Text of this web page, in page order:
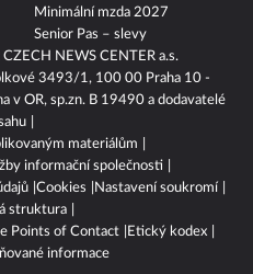
CZECH NEWS CENTER a.s.
3493/1, 100 00 Praha 10 -
v OR, sp.zn. B 19490 a dodavatelé
materiálům
informační společnosti
Cookies
Nastavení soukromí
struktura
Points of Contact
Etický kodex
informace
Minimální mzda 2027
Senior Pas – slevy